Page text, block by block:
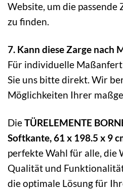
Website, um die
zu finden.
7. Kann diese Zarge nach
Für individuelle
Sie uns bitte direkt. Wir
Möglichkeiten Ihrer
DieTÜRELEMENTE
Softkante, 61 x 198.5 x 9
perfekte Wahl für alle, die
Qualität und
die optimale Lösung für